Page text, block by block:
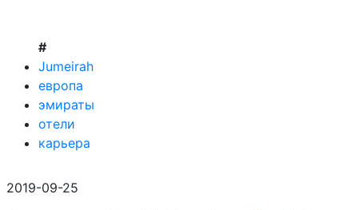
#
Jumeirah
европа
эмираты
отели
карьера
2019-09-25